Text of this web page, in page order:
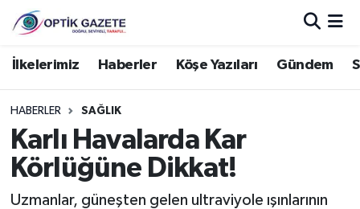
İlkelerimiz Haberler Köşe Yazıları Gündem
HABERLER SAĞLIK
Karlı Havalarda Kar
Körlüğüne Dikkat!
Uzmanlar, güneşten gelen ultraviyole ışınlarının
Nöbetçi Eczaneler
Hava Durumu
İstanbul Namaz Vakitleri
Trafik Durumu